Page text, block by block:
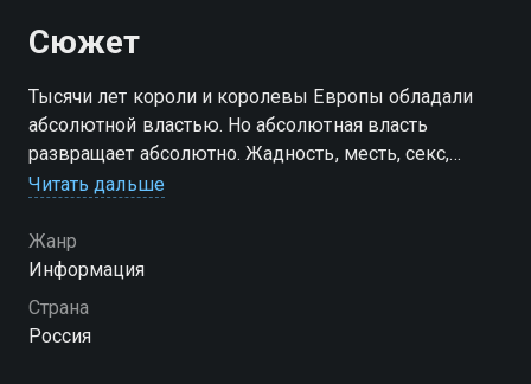
Сюжет
Тысячи лет короли и королевы Европы обладали
абсолютной властью. Но абсолютная власть
развращает абсолютно. Жадность, месть, секс,
безумие, колдовство, убийства. У каждого монарха
Читать дальше
Жанр
Информация
Страна
Россия